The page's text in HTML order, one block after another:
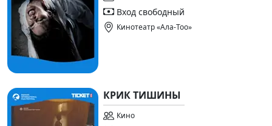
Вход свободный
Кинотеатр «Ала-Тоо»
КРИК ТИШИНЫ
Кино